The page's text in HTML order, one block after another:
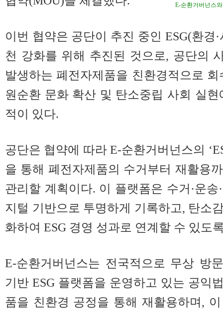
E-순환거버넌스
이번 협약은 공단이 추진 중인 ESG(환경
천 강화를 위해 추진된 것으로, 공단의
발생하는 폐전자제품을 친환경적으로
원순환 문화 확산 및 탄소중립 사회 실
적이 있다.
공단은 협약에 따라 E-순환거버넌스의
을 통해 폐전자제품의 수거부터 재활용
관리할 계획이다. 이 플랫폼은 수거·운
지털 기반으로 투명하게 기록하고, 탄소
화하여 ESG 경영 성과로 연계할 수 있도
E-순환거버넌스는 전국적으로 무상 방
기반 ESG 플랫폼을 운영하고 있는 공익
품을 친환경 공정을 통해 재활용하며,